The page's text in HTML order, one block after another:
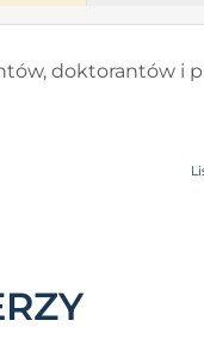
doktorantów i